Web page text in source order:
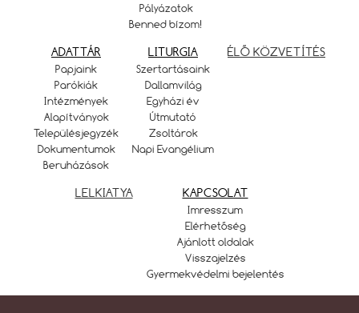
Pályázatok
Benned bízom!
ADATTÁR
Papjaink
Parókiák
Intézmények
Alapítványok
Településjegyzék
Dokumentumok
Beruházások
LITURGIA
Szertartásaink
Dallamvilág
Egyházi év
Útmutató
Zsoltárok
Napi Evangélium
ÉLŐ KÖZVETÍTÉS
LELKIATYA KAPCSOLAT
Imresszum
Elérhetőség
Ajánlott oldalak
Visszajelzés
Gyermekvédelmi bejelentés